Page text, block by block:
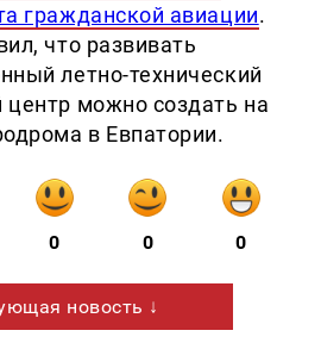
гражданской авиации.
что развивать
летно-технический
центр можно создать на
в Евпатории.
0 0 0
новость ↓